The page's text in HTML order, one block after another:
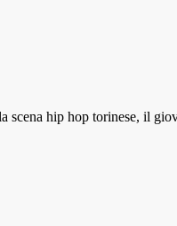
scena hip hop torinese, il